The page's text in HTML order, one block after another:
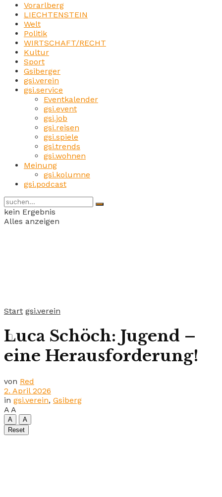
Vorarlberg
LIECHTENSTEIN
Welt
Politik
WIRTSCHAFT/RECHT
Kultur
Sport
Gsiberger
gsi.verein
gsi.service
Eventkalender
gsi.event
gsi.job
gsi.reisen
gsi.spiele
gsi.trends
gsi.wohnen
Meinung
gsi.kolumne
gsi.podcast
kein Ergebnis
Alles anzeigen
Start gsi.verein
Luca Schöch: Jugend –
eine Herausforderung!
von Red
2. April 2026
in gsi.verein, Gsiberg
A A
A
A
Reset